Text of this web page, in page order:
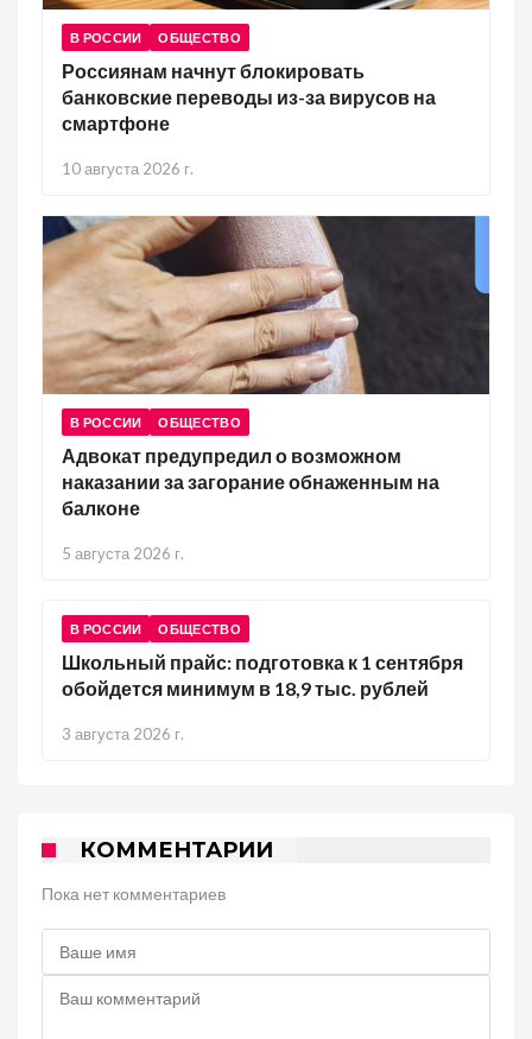
В РОССИИ ОБЩЕСТВО
Россиянам начнут блокировать
банковские переводы из-за вирусов на
смартфоне
10 августа 2026 г.
В РОССИИ ОБЩЕСТВО
Адвокат предупредил о возможном
наказании за загорание обнаженным на
балконе
5 августа 2026 г.
В РОССИИ ОБЩЕСТВО
Школьный прайс: подготовка к 1 сентября
обойдется минимум в 18,9 тыс. рублей
3 августа 2026 г.
КОММЕНТАРИИ
Пока нет комментариев